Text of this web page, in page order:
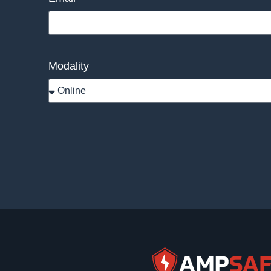
Modality